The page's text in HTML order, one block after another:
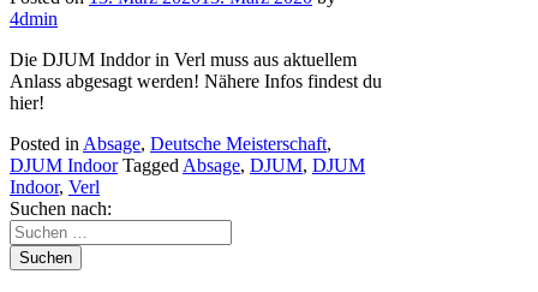
4dmin
Die DJUM Inddor in Verl muss aus aktuellem
Anlass abgesagt werden! Nähere Infos findest du
hier!
Posted in Absage, Deutsche Meisterschaft,
DJUM Indoor Tagged Absage, DJUM, DJUM
Indoor, Verl
Suchen nach: